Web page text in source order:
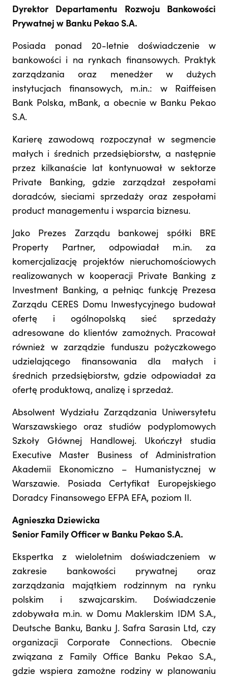
Dyrektor Departamentu Rozwoju Bankowości
Prywatnej w Banku Pekao S.A.
Posiada ponad 20-letnie doświadczenie w
bankowości i na rynkach finansowych. Praktyk
zarządzania oraz menedżer w dużych
instytucjach finansowych, m.in.: w Raiffeisen
Bank Polska, mBank, a obecnie w Banku Pekao
S.A.
Karierę zawodową rozpoczynał w segmencie
małych i średnich przedsiębiorstw, a następnie
przez kilkanaście lat kontynuował w sektorze
Private Banking, gdzie zarządzał zespołami
doradców, sieciami sprzedaży oraz zespołami
product managementu i wsparcia biznesu.
Jako Prezes Zarządu bankowej spółki BRE
Property Partner, odpowiadał m.in. za
komercjalizację projektów nieruchomościowych
realizowanych w kooperacji Private Banking z
Investment Banking, a pełniąc funkcję Prezesa
Zarządu CERES Domu Inwestycyjnego budował
ofertę i ogólnopolską sieć sprzedaży
adresowane do klientów zamożnych. Pracował
również w zarządzie funduszu pożyczkowego
udzielającego finansowania dla małych i
średnich przedsiębiorstw, gdzie odpowiadał za
ofertę produktową, analizę i sprzedaż.
Absolwent Wydziału Zarządzania Uniwersytetu
Warszawskiego oraz studiów podyplomowych
Szkoły Głównej Handlowej. Ukończył studia
Executive Master Business of Administration
Akademii Ekonomiczno – Humanistycznej w
Warszawie. Posiada Certyfikat Europejskiego
Doradcy Finansowego EFPA EFA, poziom II.
Agnieszka Dziewicka
Senior Family Officer w Banku Pekao S.A.
Ekspertka z wieloletnim doświadczeniem w
zakresie bankowości prywatnej oraz
zarządzania majątkiem rodzinnym na rynku
polskim i szwajcarskim. Doświadczenie
zdobywała m.in. w Domu Maklerskim IDM S.A.,
Deutsche Banku, Banku J. Safra Sarasin Ltd, czy
organizacji Corporate Connections. Obecnie
związana z Family Office Banku Pekao S.A.,
gdzie wspiera zamożne rodziny w planowaniu